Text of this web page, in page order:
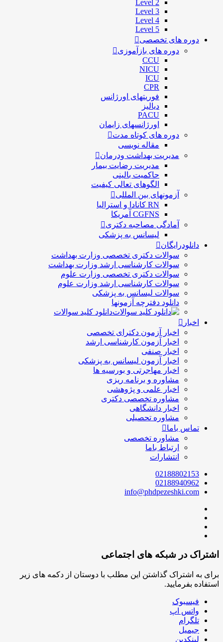
Level 2
Level 3
Level 4
Level 5
دوره های تخصصی
دوره های بازآموزی
CCU
NICU
ICU
CPR
فوریتهای اورژانس
دیالیز
PACU
اورژانسهای زایمان
دوره های کوتاه مدت
مقاله نویسی
مدیریت بهداشت ودرمان
مديريت رضايت بيمار
حاكميت بالينی
الگوهای تعالی کيفيت
آزمونهای بین المللی
RN کانادا و استرالیا
CGFNS آمریکا
آمادگی مصاحبه دکتری
لیسانس به پزشکی
دانلودرایگان
سوالات دکتری تخصصی وزارت بهداشت
سوالات کارشناسی ارشد وزارت بهداشت
سوالات دکتری تخصصی وزارت علوم
سوالات کارشناسی ارشد وزارت علوم
سوالات لیسانس به پزشکی
دانلود دفترچه آزمونها
دانلود کلید سوالات
اخبار
اخبار آزمون دکترای تخصصی
اخبار آزمون کارشناسی ارشد
اخبار صنفی
اخبار آزمون لیسانس به پزشکی
اخبار مهاجرتی و بورسیه ها
مشاوره و برنامه ریزی
اخبار علمی و پژوهشی
مشاوره تخصصی دکتری
اخبار دانشگاهی
مشاوره تحصیلی
تماس باما
مشاوره تخصصی
ارتباط باما
انتشارات
02188802153
02188940962
info@phdpezeshki.com
اشتراک در شبکه های اجتماعی
برای به اشتراک گذاشتن این مطلب با دوستان از دکمه های زیر
استفاده بفرمایید.
فیسبوک
واتس اپ
تلگرام
جیمیل
لینکدین